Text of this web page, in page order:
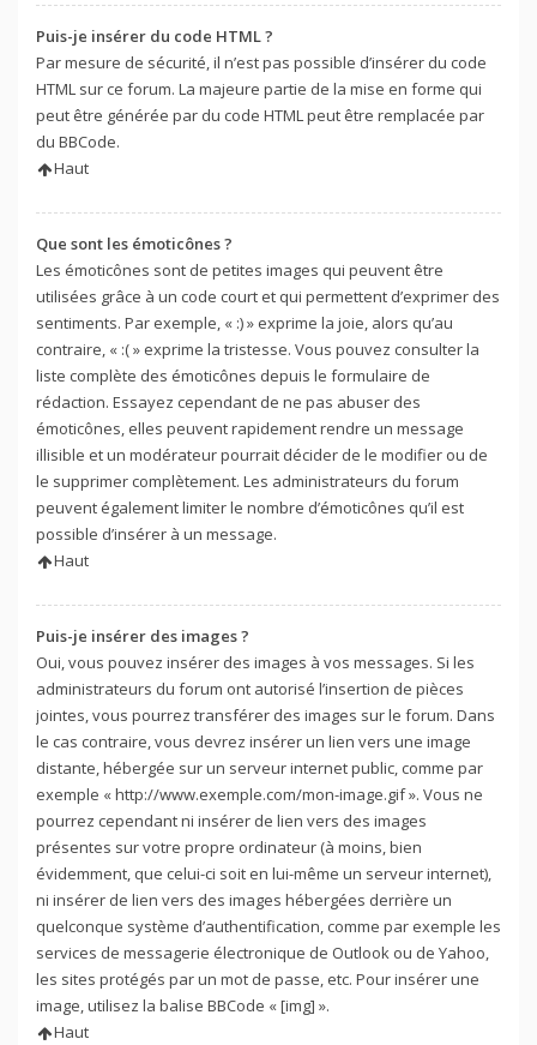
Puis-je insérer du code HTML ?
Par mesure de sécurité, il n’est pas possible d’insérer du code
HTML sur ce forum. La majeure partie de la mise en forme qui
peut être générée par du code HTML peut être remplacée par
du BBCode.
Haut
Que sont les émoticônes ?
Les émoticônes sont de petites images qui peuvent être
utilisées grâce à un code court et qui permettent d’exprimer des
sentiments. Par exemple, « :) » exprime la joie, alors qu’au
contraire, « :( » exprime la tristesse. Vous pouvez consulter la
liste complète des émoticônes depuis le formulaire de
rédaction. Essayez cependant de ne pas abuser des
émoticônes, elles peuvent rapidement rendre un message
illisible et un modérateur pourrait décider de le modifier ou de
le supprimer complètement. Les administrateurs du forum
peuvent également limiter le nombre d’émoticônes qu’il est
possible d’insérer à un message.
Haut
Puis-je insérer des images ?
Oui, vous pouvez insérer des images à vos messages. Si les
administrateurs du forum ont autorisé l’insertion de pièces
jointes, vous pourrez transférer des images sur le forum. Dans
le cas contraire, vous devrez insérer un lien vers une image
distante, hébergée sur un serveur internet public, comme par
exemple « http://www.exemple.com/mon-image.gif ». Vous ne
pourrez cependant ni insérer de lien vers des images
présentes sur votre propre ordinateur (à moins, bien
évidemment, que celui-ci soit en lui-même un serveur internet),
ni insérer de lien vers des images hébergées derrière un
quelconque système d’authentification, comme par exemple les
services de messagerie électronique de Outlook ou de Yahoo,
les sites protégés par un mot de passe, etc. Pour insérer une
image, utilisez la balise BBCode « [img] ».
Haut